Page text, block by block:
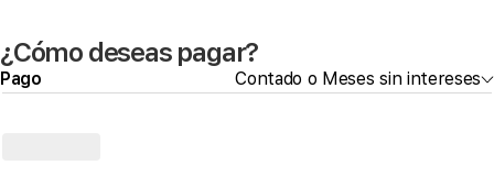
¿Cómo deseas pagar?
Pago Contado o Meses sin intereses